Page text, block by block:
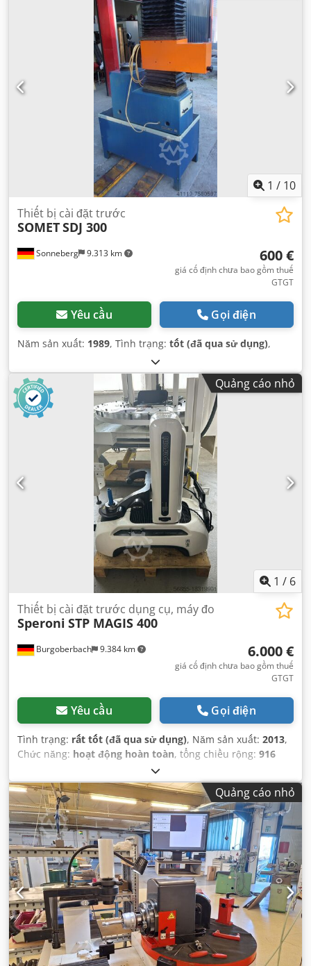
1 / 10
Sonneberg 9.313 km
Thiết bị cài đặt trước
SOMETSDJ 300
600 €
giá cố định chưa bao gồm thuế
GTGT
Yêu cầu Gọi điện
Năm sản xuất: 1989, Tình trạng: tốt (đã qua sử dụng),
Quảng cáo nhỏ
1 / 6
Burgoberbach 9.384 km
Thiết bị cài đặt trước dụng cụ, máy đo
Speroni STP MAGIS 400
6.000 €
giá cố định chưa bao gồm thuế
GTGT
Yêu cầu Gọi điện
Tình trạng: rất tốt (đã qua sử dụng), Năm sản xuất: 2013,
Chức năng: hoạt động hoàn toàn, tổng chiều rộng: 916
852 mm, tổng chiều cao:
dòng điện đầu vào:Điều hòa không khí, điện áp đầu vào:
220 V, đường kính dụng cụ:350 mm, khoảng cách di
chuyển trục X:400 mm, khoảng cách di chuyển trục Z:400
mm, Thiết bị:tài liệu / sổ tay hướng dẫn,
Quảng cáo nhỏ